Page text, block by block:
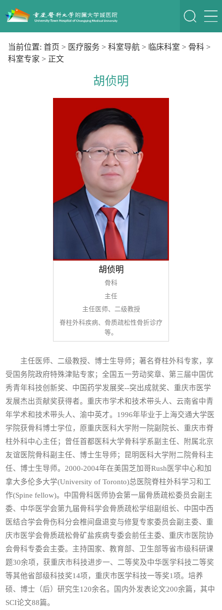
当前位置: 首页 > 医疗服务 > 科室导航 > 临床科室 > 骨科 >
科室专家 > 正文
胡侦明
胡侦明
骨科
主任
主任医师、二级教授
脊柱外科疾病、骨质疏松性骨折诊疗
等。
主任医师、二级教授、博士生导师；著名脊柱外科专家，享
受国务院政府特殊津贴专家；全国五一劳动奖章、第三届中国优
秀青年科技创新奖、中国药学发展奖--突出成就奖、重庆市医学
发展杰出贡献奖获得者。重庆市学术和技术带头人、云南省中青
年学术和技术带头人、渝中英才。1996年毕业于上海交通大学医
学院获骨科博士学位，原重庆医科大学附一院副院长、重庆市脊
柱外科中心主任；曾任首都医科大学骨科学系副主任、附属北京
友谊医院骨科副主任、博士生导师；昆明医科大学附二院骨科主
任、博士生导师。2000-2004年在美国芝加哥Rush医学中心和加
拿大多伦多大学(University of Toronto)总医院脊柱外科学习和工
作(Spine fellow)。中国骨科医师协会第一届骨质疏松委员会副主
委、中华医学会第九届骨科学会骨质疏松学组副组长、中国中西
医结合学会骨伤科分会椎间盘退变与修复专家委员会副主委、重
庆市医学会骨质疏松骨矿盐疾病专委会前任主委、重庆市医院协
会骨科专委会主委。主持国家、教育部、卫生部等省市级科研课
题30余项，获重庆市科技进步一、二等奖及中华医学科技二等奖
等其他省部级科技奖14项，重庆市医学科技一等奖1项。培养
硕、博士（后）研究生120余名。国内外发表论文200余篇，其中
SCI论文88篇。